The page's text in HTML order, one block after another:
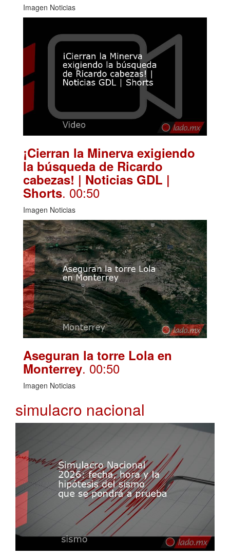
Imagen Noticias
¡Cierran la Minerva exigiendo
la búsqueda de Ricardo
cabezas! | Noticias GDL |
Shorts. 00:50
Imagen Noticias
Aseguran la torre Lola en
Monterrey. 00:50
Imagen Noticias
simulacro nacional